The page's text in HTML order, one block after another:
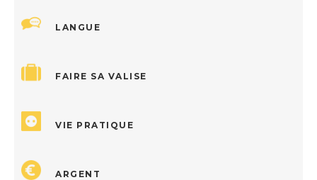
LANGUE
FAIRE SA VALISE
VIE PRATIQUE
ARGENT